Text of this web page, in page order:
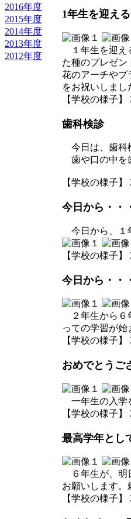
2016年度
2015年度
2014年度
2013年度
2012年度
1年生を迎え
１年生を迎え
た種のプレゼン
花のアーチやプ
をお祝いしまし
【学校の様子】
歯科検診
今日は、歯科
歯や口の中を
【学校の様子】
今日から・・
今日から、１
【学校の様子】
今日から・・
２年生から６
っての学習が始
【学校の様子】
おめでとうご
一年生の入学
【学校の様子】
最高学年とし
６年生が、明
お願いします。
【学校の様子】